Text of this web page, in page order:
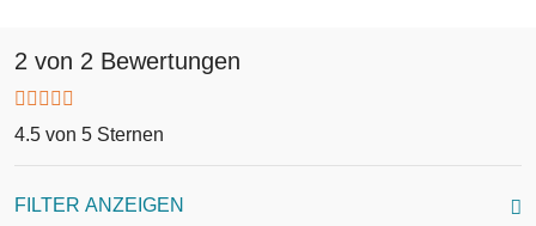
2 von 2 Bewertungen
4.5 von 5 Sternen
FILTER ANZEIGEN